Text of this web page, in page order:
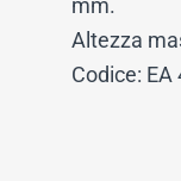
mm.
Altezza
Codice: EA